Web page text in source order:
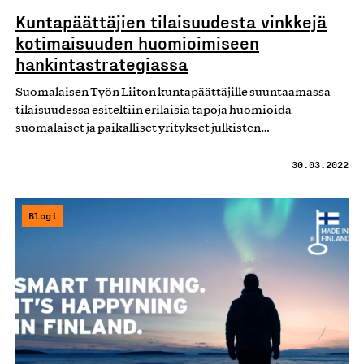
Kuntapäättäjien tilaisuudesta vinkkejä
kotimaisuuden huomioimiseen
hankintastrategiassa
Suomalaisen Työn Liiton kuntapäättäjille suuntaamassa
tilaisuudessa esiteltiin erilaisia tapoja huomioida
suomalaiset ja paikalliset yritykset julkisten…
30.03.2022
Blogi